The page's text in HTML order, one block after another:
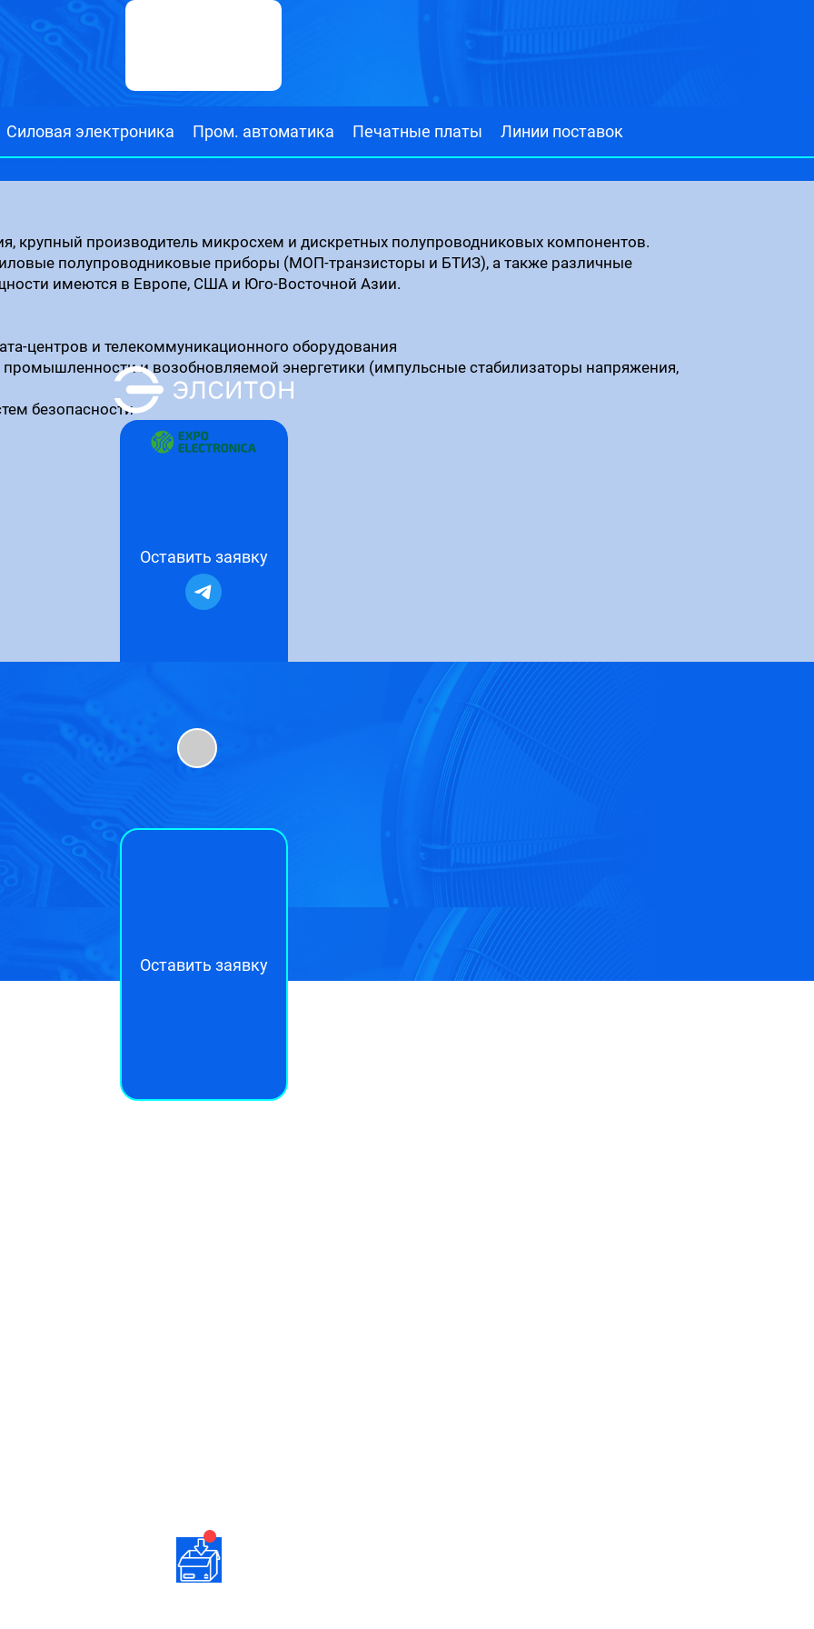
Оставить заявку
Силовая электроника Пром. автоматика Печатные платы Линии поставок
крупный производитель микросхем и дискретных полупроводниковых компонентов.
полупроводниковые приборы (МОП-транзисторы и БТИЗ), а также различные
имеются в Европе, США и Юго-Восточной Азии.
центров и телекоммуникационного оборудования
и возобновляемой энергетики (импульсные стабилизаторы напряжения,
безопасности
Оставить заявку